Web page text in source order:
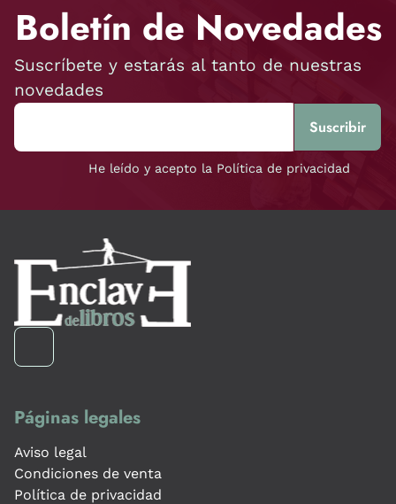
Boletín de Novedades
Suscríbete y estarás al tanto de nuestras
novedades
He leído y acepto la Política de privacidad
Páginas legales
Aviso legal
Condiciones de venta
Política de privacidad